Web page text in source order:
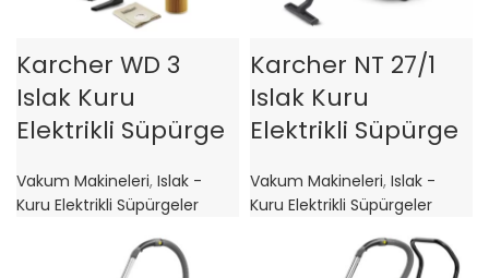
Karcher WD 3
Islak Kuru
Elektrikli Süpürge
Vakum Makineleri, Islak -
Kuru Elektrikli Süpürgeler
Karcher NT 27/1
Islak Kuru
Elektrikli Süpürge
Vakum Makineleri, Islak -
Kuru Elektrikli Süpürgeler